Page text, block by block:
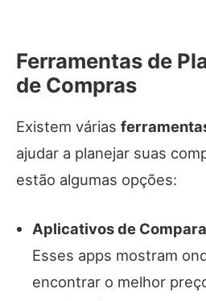
Ferramentas de
de Compras
Existem várias
ajudar a planejar suas
estão algumas opções:
Aplicativos de
Esses apps mostram
encontrar o melhor